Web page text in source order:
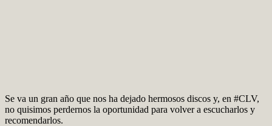
Se va un gran año que nos ha dejado hermosos discos y, en #CLV,
no quisimos perdernos la oportunidad para volver a escucharlos y
recomendarlos.